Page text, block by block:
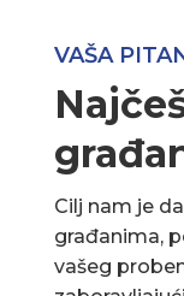
VAŠA
Cilj nam je
građanima,
vašeg